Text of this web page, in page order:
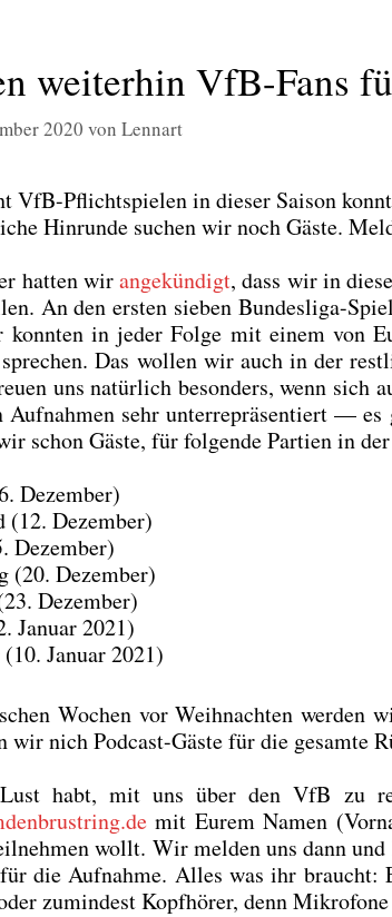
weiterhin VfB-Fans
2020 von Lennart
VfB-Pflicht­spie­len in die­ser Sai­son
Hin­run­de suchen wir noch Gäs­te.
hat­ten wirange­kün­digt, dass wir in
An den ers­ten sie­ben Bun­des­li­ga-
in jeder Fol­ge mit einem von
Das wol­len wir auch in der
uns natür­lich beson­ders, wenn sich
Auf­nah­men sehr unter­re­prä­sen­tiert —
schon Gäs­te, für fol­gen­de Par­tien in
Dezem­ber)
(12. Dezem­ber)
Dezem­ber)
(20. Dezem­ber)
Dezem­ber)
Janu­ar 2021)
Janu­ar 2021)
Wochen vor Weih­nach­ten wer­den
wir nich Pod­cast-Gäs­te für die gesam­te
habt, mit uns über den VfB zu
mit Eurem Namen
wollt. Wir mel­den uns dann
die Auf­nah­me. Alles was ihr
zumin­dest Kopf­hö­rer, denn